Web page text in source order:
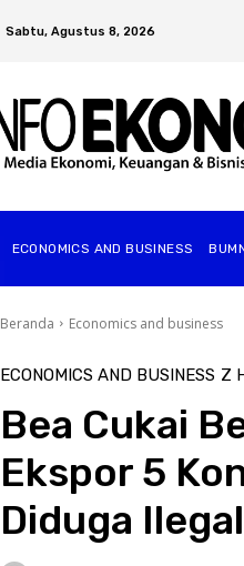
Sabtu, Agustus 8, 2026
ECONOMICS AND BUSINESS
Beranda Economics and business
ECONOMICS AND BUSINESS Z
Bea Cukai
Ekspor 5
Diduga